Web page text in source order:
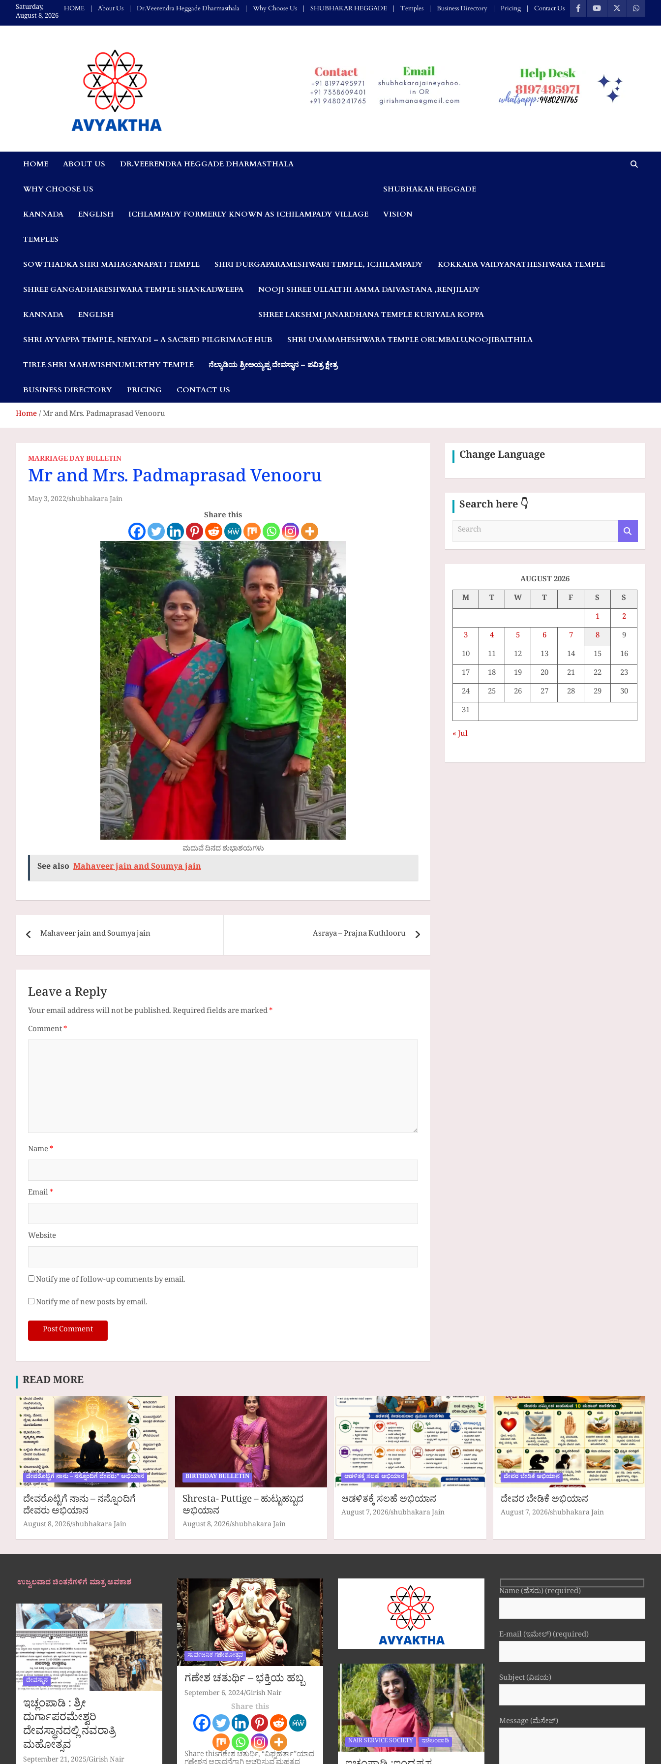
content
Saturday,
August 8, 2026
HOME About Us Dr.Veerendra Heggade Dharmasthala Why Choose Us SHUBHAKAR HEGGADE Temples Business Directory Pricing Contact Us
Avyaktha Bulletin:
Connecting Temples,
Professionals, &
Communities
HOME ABOUT US DR.VEERENDRA HEGGADE DHARMASTHALA
WHY CHOOSE US
KANNADA ENGLISH ICHLAMPADY FORMERLY KNOWN AS ICHILAMPADY VILLAGE
SHUBHAKAR HEGGADE
VISION
TEMPLES
SOWTHADKA SHRI MAHAGANAPATI TEMPLE SHRI DURGAPARAMESHWARI TEMPLE, ICHILAMPADY KOKKADA VAIDYANATHESHWARA TEMPLE
SHREE GANGADHARESHWARA TEMPLE SHANKADWEEPA
KANNADA ENGLISH
NOOJI SHREE ULLALTHI AMMA DAIVASTANA ,RENJILADY
SHREE LAKSHMI JANARDHANA TEMPLE KURIYALA KOPPA
SHRI AYYAPPA TEMPLE, NELYADI – A SACRED PILGRIMAGE HUB SHRI UMAMAHESHWARA TEMPLE ORUMBALU,NOOJIBALTHILA
TIRLE SHRI MAHAVISHNUMURTHY TEMPLE ನೆಲ್ಯಾಡಿಯ ಶ್ರೀಅಯ್ಯಪ್ಪ ದೇವಸ್ಥಾನ – ಪವಿತ್ರ ಕ್ಷೇತ್ರ
BUSINESS DIRECTORY PRICING CONTACT US
Home Mr and Mrs. Padmaprasad Venooru
MARRIAGE DAY BULLETIN
Mr and Mrs. Padmaprasad Venooru
May 3, 2022 shubhakara Jain
Share this
ಮದುವೆ ದಿನದ ಶುಭಾಶಯಗಳು
See also Mahaveer jain and Soumya jain
Post
navigation
Mahaveer jain and Soumya jain Asraya – Prajna Kuthlooru
Leave a Reply
Your email address will not be published.Required fields are marked*
Comment*
Name*
Email*
Website
Notify me of follow-up comments by email.
Notify me of new posts by email.
Change Language
Search here 👇
a
AUGUST 2026
M
T W T F S
S
1
2
3
4 5 6 7 8
9
10
11 12 13 14 15
16
17
18 19 20 21 22
23
24
25 26 27 28 29
30
31
« Jul
READ MORE
ದೇವರೊಟ್ಟಿಗೆ ನಾನು – ನನ್ನೊಂದಿಗೆ ದೇವರು” ಅಭಿಯಾನ
ದೇವರೊಟ್ಟಿಗೆ ನಾನು – ನನ್ನೊಂದಿಗೆ
ದೇವರು ಅಭಿಯಾನ
August 8, 2026 shubhakara Jain
BIRTHDAY BULLETIN
Shresta- Puttige – ಹುಟ್ಟುಹಬ್ಬದ
ಅಭಿಯಾನ
August 8, 2026shubhakara Jain
ಆಡಳಿತಕ್ಕೆ ಸಲಹೆ ಅಭಿಯಾನ
ಆಡಳಿತಕ್ಕೆ ಸಲಹೆ ಅಭಿಯಾನ
August 7, 2026 shubhakara Jain
ದೇವರ ಬೇಡಿಕೆ ಅಭಿಯಾನ
ದೇವರ ಬೇಡಿಕೆ ಅಭಿಯಾನ
August 7, 2026shubhakara Jain
ಉಜ್ವಲವಾದ ಚಿಂತನೆಗಳಿಗೆ ಮಾತ್ರ ಅವಕಾಶ
ದೇವಸ್ಥಾನ
ಇಚ್ಲಂಪಾಡಿ : ಶ್ರೀ
ದುರ್ಗಾಪರಮೇಶ್ವರಿ
ದೇವಸ್ಥಾನದಲ್ಲಿ ನವರಾತ್ರಿ
ಮಹೋತ್ಸವ
September 21, 2025 Girish Nair
ಸಾರ್ವಜನಿಕ ಗಣೇಶೋತ್ಸವ
ಗಣೇಶ ಚತುರ್ಥಿ – ಭಕ್ತಿಯ ಹಬ್ಬ
September 6, 2024Girish Nair
Share this
Share thisಗಣೇಶ ಚತುರ್ಥಿ, “ವಿಘ್ನಹರ್ತಾ”ಯಾದ
NAIR SERVICE SOCIETY ಇಚಿಲಂಪಾಡಿ
Name (ಹೆಸರು) (required)
E-mail (ಇಮೇಲ್) (required)
Subject (ವಿಷಯ)
Message (ಮೆಸೇಜ್)